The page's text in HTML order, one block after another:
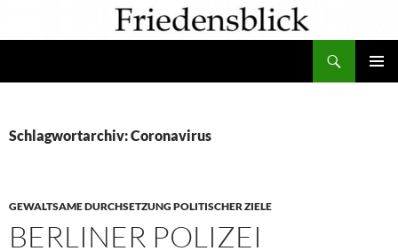
Schlagwortarchiv: Coronavirus
GEWALTSAME DURCHSETZUNG POLITISCHER ZIELE
BERLINER POLIZEI